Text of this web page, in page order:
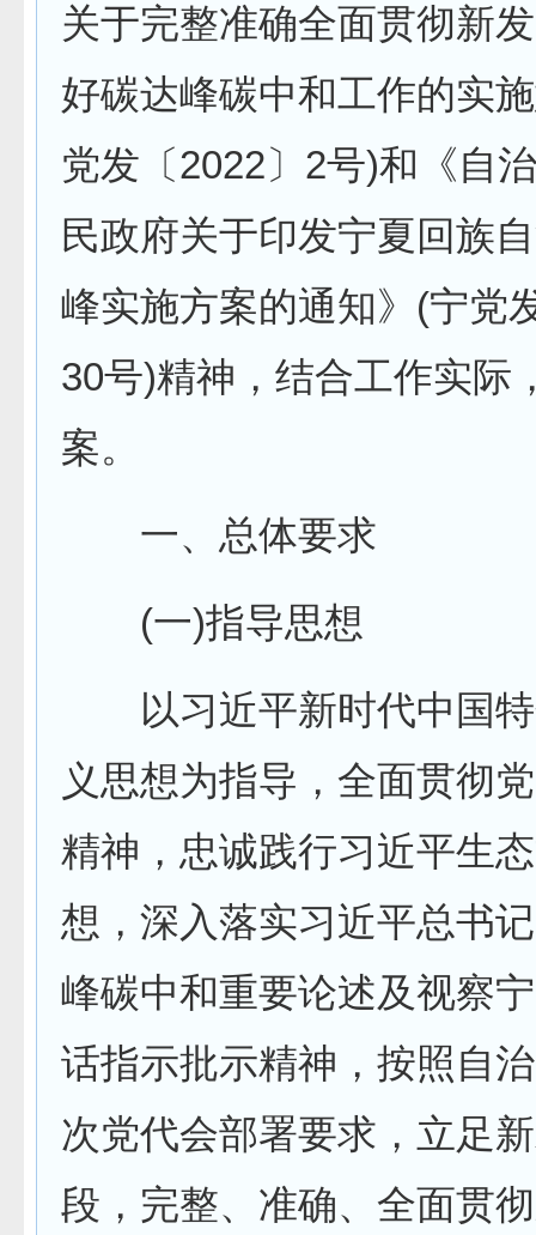
关于完整准确全面贯彻新
好碳达峰碳中和工作的实
党发〔2022〕2号)和《自
民政府关于印发宁夏回族
峰实施方案的通知》(宁党
30号)精神，结合工作实际
案。
一、总体要求
(一)指导思想
以习近平新时代中国特
义思想为指导，全面贯彻
精神，忠诚践行习近平生
想，深入落实习近平总书
峰碳中和重要论述及视察
话指示批示精神，按照自
次党代会部署要求，立足
段，完整、准确、全面贯